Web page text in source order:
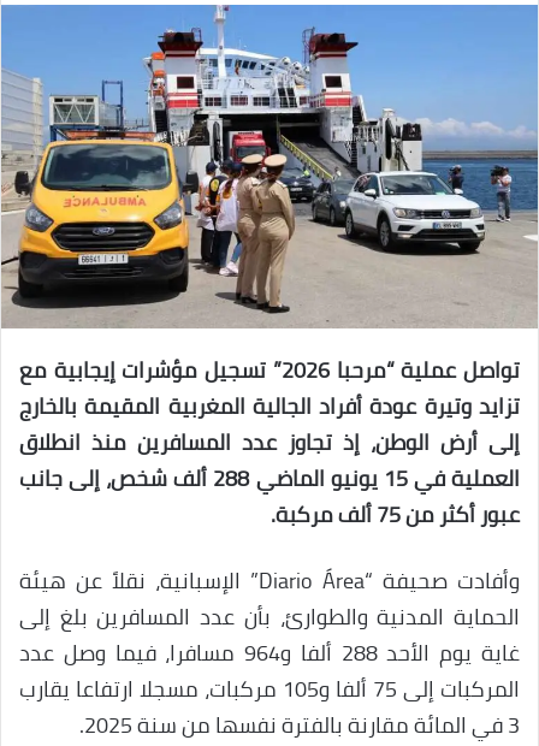
تواصل عملية “مرحبا 2026” تسجيل مؤشرات إيجابية مع
تزايد وتيرة عودة أفراد الجالية المغربية المقيمة بالخارج
إلى أرض الوطن، إذ تجاوز عدد المسافرين منذ انطلاق
العملية في 15 يونيو الماضي 288 ألف شخص، إلى جانب
عبور أكثر من 75 ألف مركبة.
وأفادت صحيفة “Diario Área” الإسبانية، نقلاً عن هيئة
الحماية المدنية والطوارئ، بأن عدد المسافرين بلغ إلى
غاية يوم الأحد 288 ألفا و964 مسافرا، فيما وصل عدد
المركبات إلى 75 ألفا و105 مركبات، مسجلا ارتفاعا يقارب
3 في المائة مقارنة بالفترة نفسها من سنة 2025.